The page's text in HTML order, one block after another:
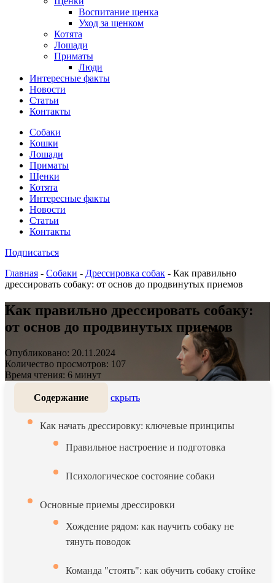
Воспитание щенка
Уход за щенком
Котята
Лошади
Приматы
Люди
Интересные факты
Новости
Статьи
Контакты
Собаки
Кошки
Лошади
Приматы
Щенки
Котята
Интересные факты
Новости
Статьи
Контакты
Подписаться
Главная - Собаки - Дрессировка собак - Как правильно
дрессировать собаку: от основ до продвинутых приемов
Как правильно дрессировать собаку:
от основ до продвинутых приемов
Опубликовано: 20.11.2024
Количество просмотров: 107
Время чтения: 6 минут
Содержание скрыть
Как начать дрессировку: ключевые принципы
Правильное настроение и подготовка
Психологическое состояние собаки
Основные приемы дрессировки
Хождение рядом: как научить собаку не
тянуть поводок
Команда "стоять": как обучить собаку стойке